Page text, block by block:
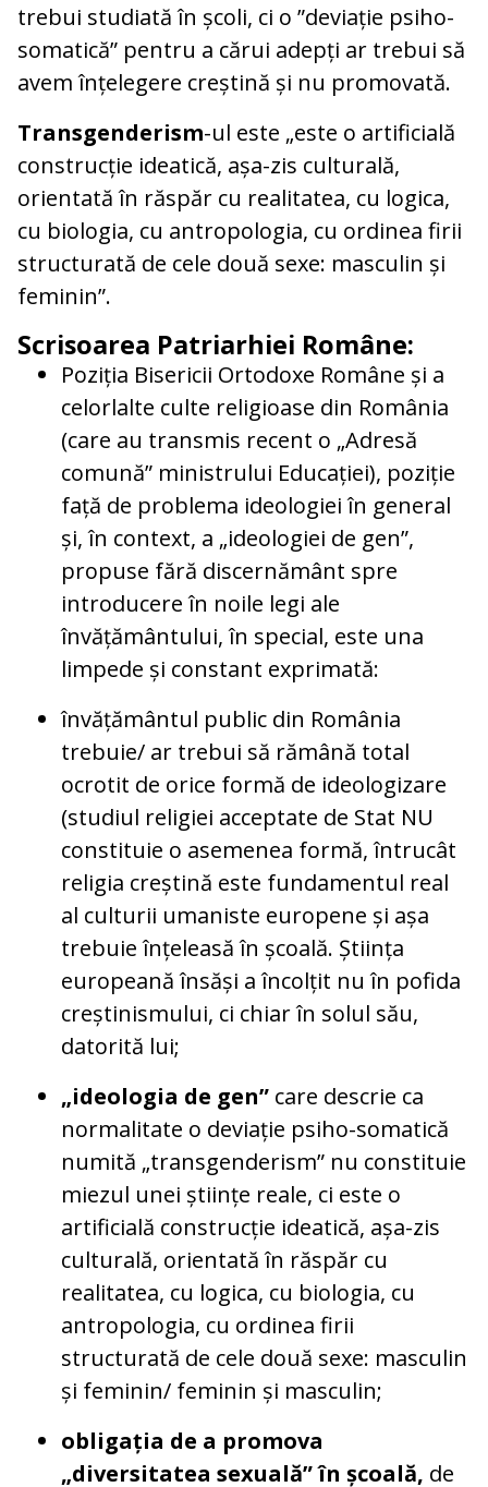
trebui studiată în școli, ci o ”deviație psiho-
somatică” pentru a cărui adepți ar trebui să
avem înțelegere creștină și nu promovată.
Transgenderism-ul este „este o artificială
construcție ideatică, așa-zis culturală,
orientată în răspăr cu realitatea, cu logica,
cu biologia, cu antropologia, cu ordinea firii
structurată de cele două sexe: masculin și
feminin”.
Scrisoarea Patriarhiei Române:
Poziția Bisericii Ortodoxe Române și a
celorlalte culte religioase din România
(care au transmis recent o „Adresă
comună” ministrului Educației), poziție
față de problema ideologiei în general
și, în context, a „ideologiei de gen”,
propuse fără discernământ spre
introducere în noile legi ale
învățământului, în special, este una
limpede și constant exprimată:
învățământul public din România
trebuie/ ar trebui să rămână total
ocrotit de orice formă de ideologizare
(studiul religiei acceptate de Stat NU
constituie o asemenea formă, întrucât
religia creștină este fundamentul real
al culturii umaniste europene și așa
trebuie înțeleasă în școală. Știința
europeană însăși a încolțit nu în pofida
creștinismului, ci chiar în solul său,
datorită lui;
„ideologia de gen” care descrie ca
normalitate o deviație psiho-somatică
numită „transgenderism” nu constituie
miezul unei științe reale, ci este o
artificială construcție ideatică, așa-zis
culturală, orientată în răspăr cu
realitatea, cu logica, cu biologia, cu
antropologia, cu ordinea firii
structurată de cele două sexe: masculin
și feminin/ feminin și masculin;
obligația de a promova
„diversitatea sexuală” în școală, de